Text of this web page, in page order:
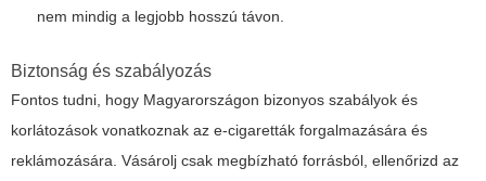
nem mindig a legjobb hosszú távon.
Biztonság és szabályozás
Fontos tudni, hogy Magyarországon bizonyos szabályok és
korlátozások vonatkoznak az e-cigaretták forgalmazására és
reklámozására. Vásárolj csak megbízható forrásból, ellenőrizd az